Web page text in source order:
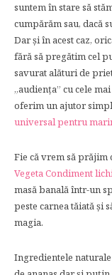
suntem în stare să
cumpărăm sau, dacă
Dar și în acest caz,
fără să pregătim cel
savurat alături de
„audienţa” cu cele
oferim un ajutor
universal pentru
Fie că vrem să prăjim
Vegeta Condiment
masă banală într-un
peste carnea tăiată și
magia.
Ingredientele